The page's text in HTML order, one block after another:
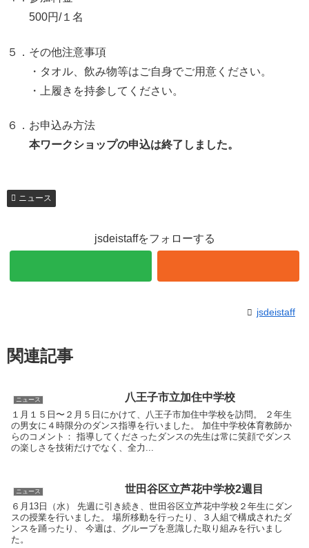
500円/１名
５．その他注意事項
・タオル、飲み物等はご自身でご用意ください。
・上履きを持参してください。
６．お申込み方法
本ワークショップの申込は終了しました。
ニュース
jsdeistaffをフォローする
jsdeistaff
関連記事
ニュース 八王子市立加住中学校
１月１５日〜２月５日にかけて、八王子市加住中学校を訪問。 ２年生
の男女に４時限分のダンス指導を行いました。 加住中学校体育教師か
らのコメント： 指導してくださったダンスの先生は常に笑顔でダンス
の楽しさを技術だけでなく、全力...
ニュース 世田谷区立芦花中学校2週目
６月13日（水） 先週に引き続き、世田谷区立芦花中学校２年生にダン
スの授業を行いました。 場所移動を行ったり、３人組で構成されたダ
ンスを踊ったり、 今週は、グループを意識した取り組みを行いまし
た。